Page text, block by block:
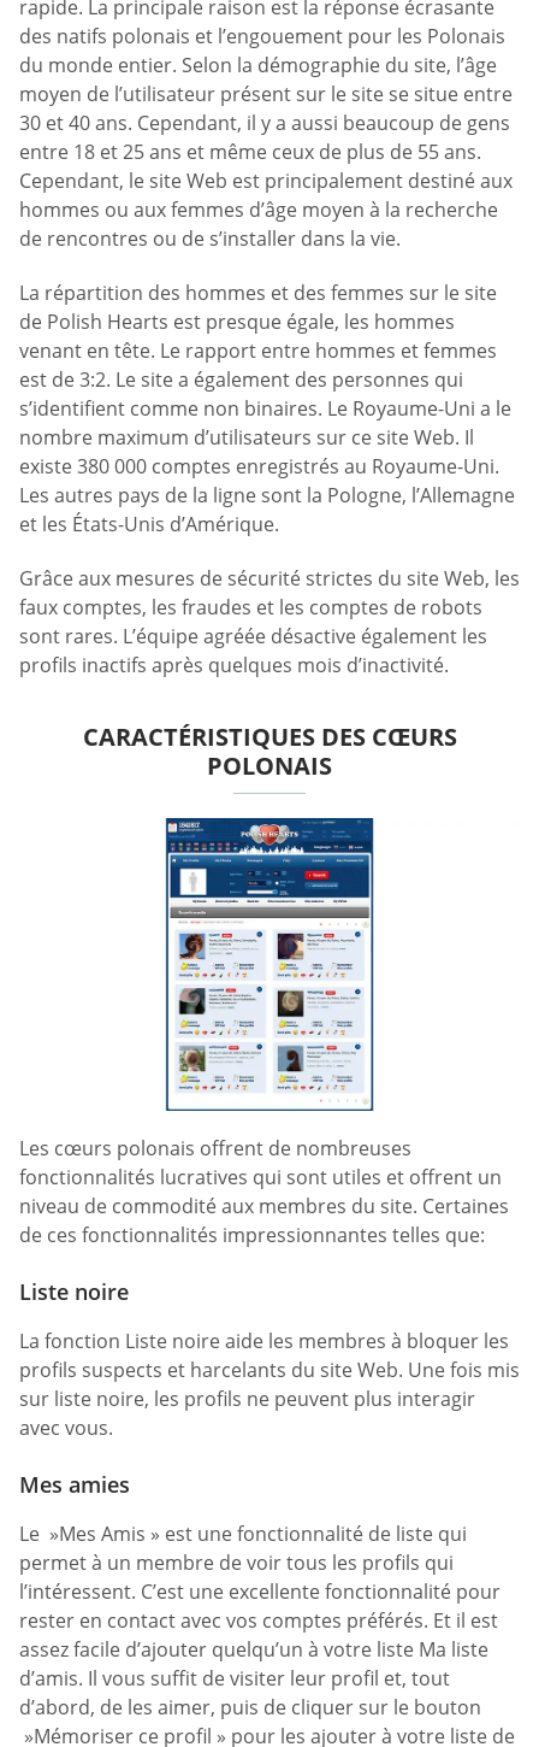
rapide. La principale raison est la réponse écrasante
des natifs polonais et l’engouement pour les Polonais
du monde entier. Selon la démographie du site, l’âge
moyen de l’utilisateur présent sur le site se situe entre
30 et 40 ans. Cependant, il y a aussi beaucoup de gens
entre 18 et 25 ans et même ceux de plus de 55 ans.
Cependant, le site Web est principalement destiné aux
hommes ou aux femmes d’âge moyen à la recherche
de rencontres ou de s’installer dans la vie.
La répartition des hommes et des femmes sur le site
de Polish Hearts est presque égale, les hommes
venant en tête. Le rapport entre hommes et femmes
est de 3:2. Le site a également des personnes qui
s’identifient comme non binaires. Le Royaume-Uni a le
nombre maximum d’utilisateurs sur ce site Web. Il
existe 380 000 comptes enregistrés au Royaume-Uni.
Les autres pays de la ligne sont la Pologne, l’Allemagne
et les États-Unis d’Amérique.
Grâce aux mesures de sécurité strictes du site Web, les
faux comptes, les fraudes et les comptes de robots
sont rares. L’équipe agréée désactive également les
profils inactifs après quelques mois d’inactivité.
CARACTÉRISTIQUES DES CŒURS
POLONAIS
Les cœurs polonais offrent de nombreuses
fonctionnalités lucratives qui sont utiles et offrent un
niveau de commodité aux membres du site. Certaines
de ces fonctionnalités impressionnantes telles que:
Liste noire
La fonction Liste noire aide les membres à bloquer les
profils suspects et harcelants du site Web. Une fois mis
sur liste noire, les profils ne peuvent plus interagir
avec vous.
Mes amies
Le »Mes Amis » est une fonctionnalité de liste qui
permet à un membre de voir tous les profils qui
l’intéressent. C’est une excellente fonctionnalité pour
rester en contact avec vos comptes préférés. Et il est
assez facile d’ajouter quelqu’un à votre liste Ma liste
d’amis. Il vous suffit de visiter leur profil et, tout
d’abord, de les aimer, puis de cliquer sur le bouton
»Mémoriser ce profil » pour les ajouter à votre liste de